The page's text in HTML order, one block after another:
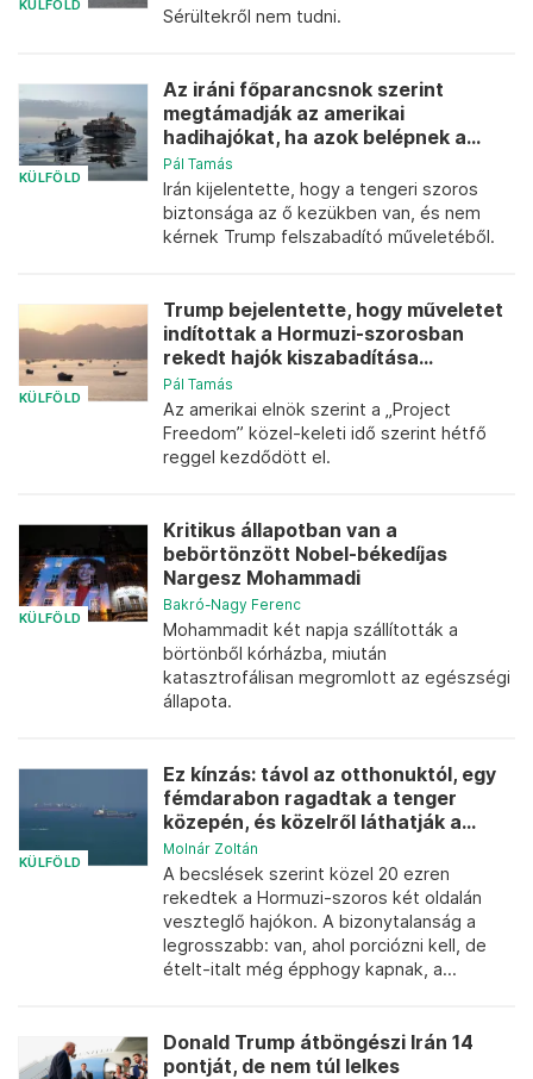
KÜLFÖLD
Sérültekről nem tudni.
KÜLFÖLD
Az iráni főparancsnok szerint
megtámadják az amerikai
hadihajókat, ha azok belépnek a...
Pál Tamás
Irán kijelentette, hogy a tengeri szoros
biztonsága az ő kezükben van, és nem
kérnek Trump felszabadító műveletéből.
KÜLFÖLD
Trump bejelentette, hogy műveletet
indítottak a Hormuzi-szorosban
rekedt hajók kiszabadítása...
Pál Tamás
Az amerikai elnök szerint a „Project
Freedom” közel-keleti idő szerint hétfő
reggel kezdődött el.
KÜLFÖLD
Kritikus állapotban van a
bebörtönzött Nobel-békedíjas
Nargesz Mohammadi
Bakró-Nagy Ferenc
Mohammadit két napja szállították a
börtönből kórházba, miután
katasztrofálisan megromlott az egészségi
állapota.
KÜLFÖLD
Ez kínzás: távol az otthonuktól, egy
fémdarabon ragadtak a tenger
közepén, és közelről láthatják a...
Molnár Zoltán
A becslések szerint közel 20 ezren
rekedtek a Hormuzi-szoros két oldalán
veszteglő hajókon. A bizonytalanság a
legrosszabb: van, ahol porciózni kell, de
ételt-italt még épphogy kapnak, a...
Donald Trump átböngészi Irán 14
pontját, de nem túl lelkes